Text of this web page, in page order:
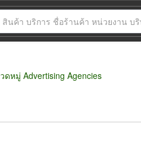
หมู่ Advertising Agencies